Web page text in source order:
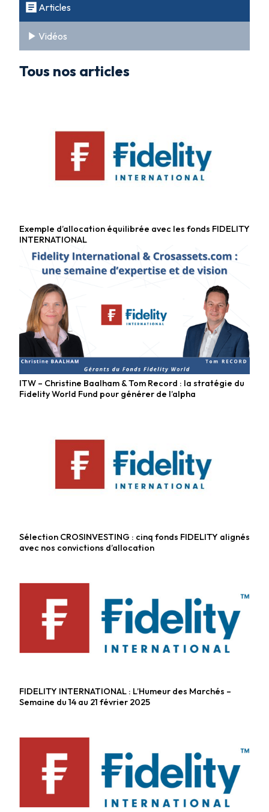
Articles
Vidéos
Tous nos articles
Fonds diversifiés
Exemple d’allocation équilibrée avec les fonds FIDELITY
INTERNATIONAL
Fonds actions
ITW – Christine Baalham & Tom Record : la stratégie du
Fidelity World Fund pour générer de l’alpha
Fonds actions
Sélection CROSINVESTING : cinq fonds FIDELITY alignés
avec nos convictions d’allocation
Fonds diversifiés
FIDELITY INTERNATIONAL : L’Humeur des Marchés –
Semaine du 14 au 21 février 2025